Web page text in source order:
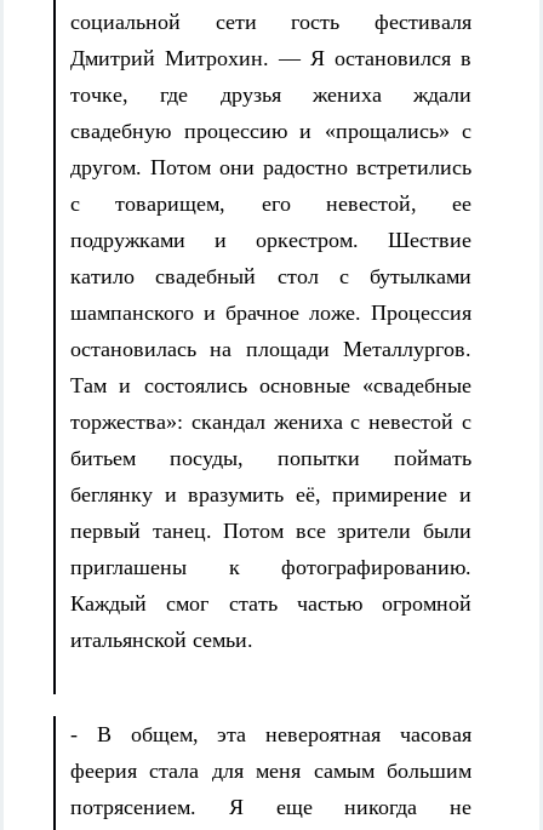
социальной сети гость фестиваля
Дмитрий Митрохин. — Я остановился в
точке, где друзья жениха ждали
свадебную процессию и «прощались» с
другом. Потом они радостно встретились
с товарищем, его невестой, ее
подружками и оркестром. Шествие
катило свадебный стол с бутылками
шампанского и брачное ложе. Процессия
остановилась на площади Металлургов.
Там и состоялись основные «свадебные
торжества»: скандал жениха с невестой с
битьем посуды, попытки поймать
беглянку и вразумить её, примирение и
первый танец. Потом все зрители были
приглашены к фотографированию.
Каждый смог стать частью огромной
итальянской семьи.
- В общем, эта невероятная часовая
феерия стала для меня самым большим
потрясением. Я еще никогда не